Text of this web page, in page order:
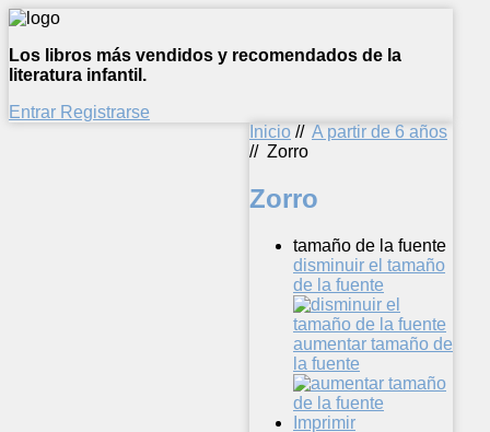
Los libros más vendidos y recomendados de la
literatura infantil.
Entrar Registrarse
Inicio // A partir de 6 años
// Zorro
Zorro
tamaño de la fuente
disminuir el tamaño
de la fuente
aumentar tamaño de
la fuente
Imprimir